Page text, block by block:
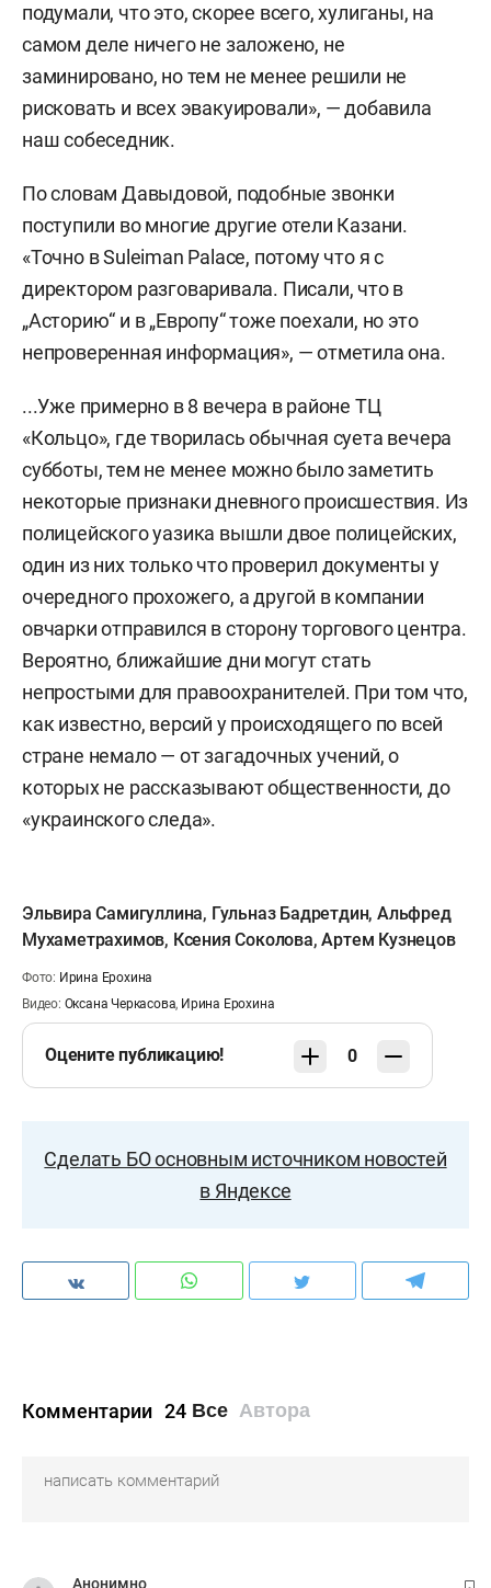
подумали, что это, скорее всего, хулиганы, на
самом деле ничего не заложено, не
заминировано, но тем не менее решили не
рисковать и всех эвакуировали», — добавила
наш собеседник.
По словам Давыдовой, подобные звонки
поступили во многие другие отели Казани.
«Точно в Suleiman Palace, потому что я с
директором разговаривала. Писали, что в
„Асторию“ и в „Европу“ тоже поехали, но это
непроверенная информация», — отметила она.
...Уже примерно в 8 вечера в районе ТЦ
«Кольцо», где творилась обычная суета вечера
субботы, тем не менее можно было заметить
некоторые признаки дневного происшествия. Из
полицейского уазика вышли двое полицейских,
один из них только что проверил документы у
очередного прохожего, а другой в компании
овчарки отправился в сторону торгового центра.
Вероятно, ближайшие дни могут стать
непростыми для правоохранителей. При том что,
как известно, версий у происходящего по всей
стране немало — от загадочных учений, о
которых не рассказывают общественности, до
«украинского следа».
Эльвира Самигуллина, Гульназ Бадретдин,Альфред
Мухаметрахимов, Ксения Соколова,Артем Кузнецов
Фото: Ирина Ерохина
Видео: Оксана Черкасова, Ирина Ерохина
Оцените публикацию! 0
Сделать БО основным источником новостей
в Яндексе
Комментарии 24 Все Автора
Анонимно